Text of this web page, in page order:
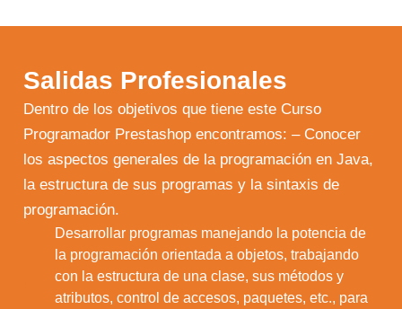
Salidas Profesionales
Dentro de los objetivos que tiene este Curso
Programador Prestashop encontramos: – Conocer
los aspectos generales de la programación en Java,
la estructura de sus programas y la sintaxis de
programación.
Desarrollar programas manejando la potencia de
la programación orientada a objetos, trabajando
con la estructura de una clase, sus métodos y
atributos, control de accesos, paquetes, etc., para